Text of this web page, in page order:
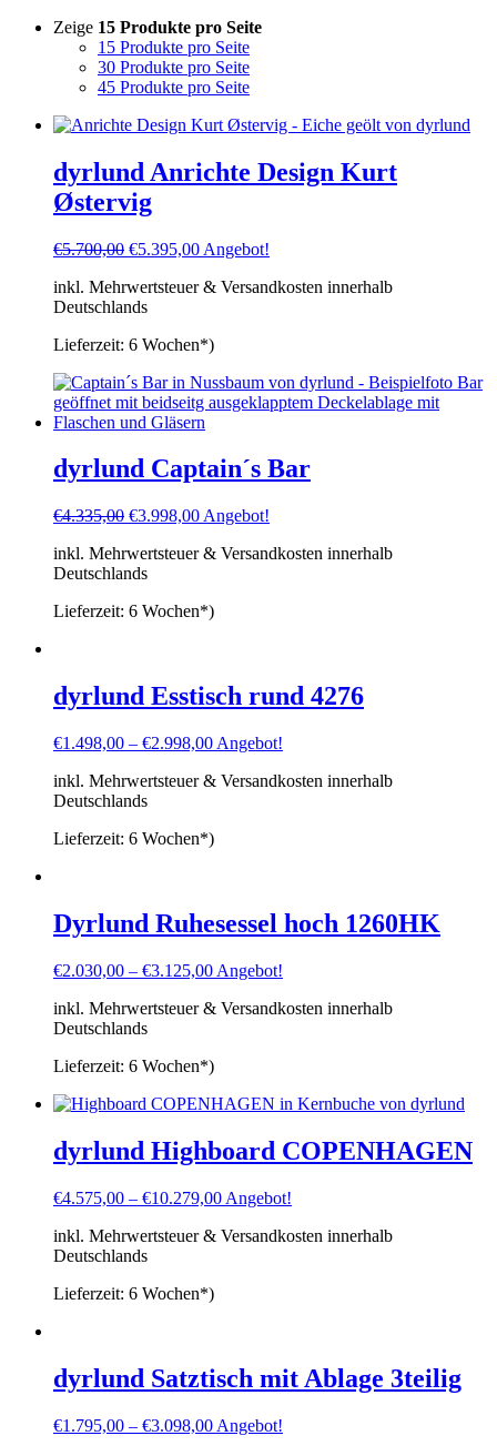
Zeige 15 Produkte pro Seite
15 Produkte pro Seite
30 Produkte pro Seite
45 Produkte pro Seite
dyrlund Anrichte Design Kurt
Østervig
€5.700,00 Ursprünglicher
war:
€5.700,00
€5.395,00Aktueller
ist:
Angebot!
inkl. Mehrwertsteuer & Versandkosten innerhalb
Deutschlands
Lieferzeit: 6 Wochen*)
dyrlund Captain´s Bar
€4.335,00 Ursprünglicher
war:
€4.335,00
€3.998,00Aktueller
ist:
Angebot!
inkl. Mehrwertsteuer & Versandkosten innerhalb
Deutschlands
Lieferzeit: 6 Wochen*)
dyrlund Esstisch rund 4276
€1.498,00 – €2.998,00 Angebot!
inkl. Mehrwertsteuer & Versandkosten innerhalb
Deutschlands
Lieferzeit: 6 Wochen*)
Dyrlund Ruhesessel hoch 1260HK
€2.030,00 – €3.125,00 Angebot!
inkl. Mehrwertsteuer & Versandkosten innerhalb
Deutschlands
Lieferzeit: 6 Wochen*)
dyrlund Highboard COPENHAGEN
€4.575,00 – €10.279,00 Angebot!
inkl. Mehrwertsteuer & Versandkosten innerhalb
Deutschlands
Lieferzeit: 6 Wochen*)
dyrlund Satztisch mit Ablage 3teilig
€1.795,00 – €3.098,00 Angebot!